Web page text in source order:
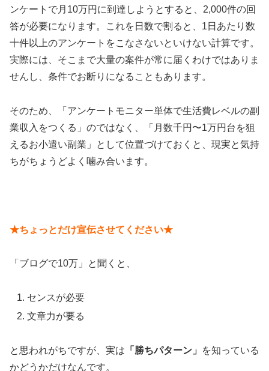
ンケートで月10万円に到達しようとすると、2,000件の回
答が必要になります。これを日数で割ると、1日あたり数
十件以上のアンケートをこなさないといけない計算です。
実際には、そこまで大量の案件が常に届くわけではありま
せんし、条件でお断りになることもあります。
そのため、「アンケートモニター単体で生活費レベルの副
業収入をつくる」のではなく、「月数千円〜1万円台を狙
えるお小遣い副業」として位置づけておくと、現実と気持
ちがちょうどよく噛み合います。
★ちょっとだけ宣伝させてください★
「ブログで10万」と聞くと、
センスが必要
文章力が要る
と思われがちですが、実は 「勝ちパターン」
を知っている
かどうかだけなんです。